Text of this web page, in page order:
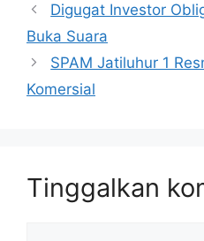
Digugat Investor
Buka Suara
SPAM Jatiluhur 1
Komersial
Tinggalkan